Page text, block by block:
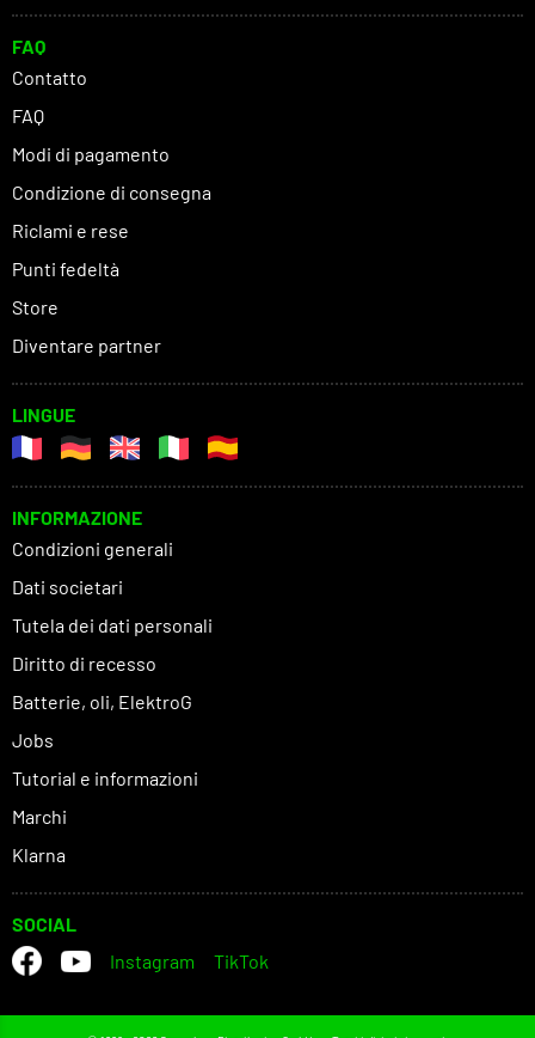
FAQ
Contatto
FAQ
Modi di pagamento
Condizione di consegna
Riclami e rese
Punti fedeltà
Store
Diventare partner
LINGUE
INFORMAZIONE
Condizioni generali
Dati societari
Tutela dei dati personali
Diritto di recesso
Batterie, oli, ElektroG
Jobs
Tutorial e informazioni
Marchi
Klarna
SOCIAL
Instagram
TikTok